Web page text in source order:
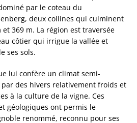
par le coteau du
deux collines qui culminent
369 m. La région est traversée
côtier qui irrigue la vallée et
ses sols.
lui confère un climat semi-
des hivers relativement froids et
à la culture de la vigne. Ces
géologiques ont permis le
renommé, reconnu pour ses